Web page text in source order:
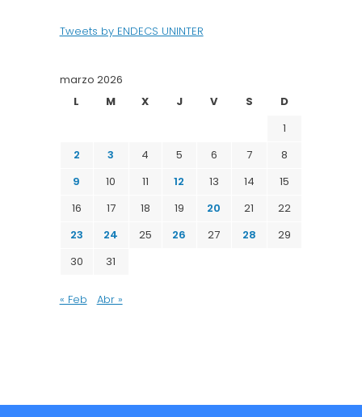
Tweets by ENDECS UNINTER
marzo 2026
L
M X J V S
D
1
2
3 4 5 6 7
8
9
10 11 12 13 14
15
16
17 18 19 20 21
22
23
24 25 26 27 28
29
30
31
« Feb Abr »